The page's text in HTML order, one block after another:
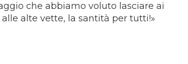
che abbiamo voluto lasciare ai
alte vette, la santità per tutti!»